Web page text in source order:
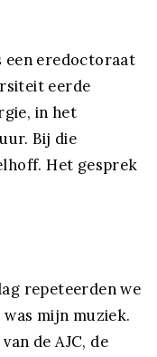
een eredoctoraat
eerde
in het
Bij die
Het gesprek
repeteerden we
mijn muziek.
de AJC, de